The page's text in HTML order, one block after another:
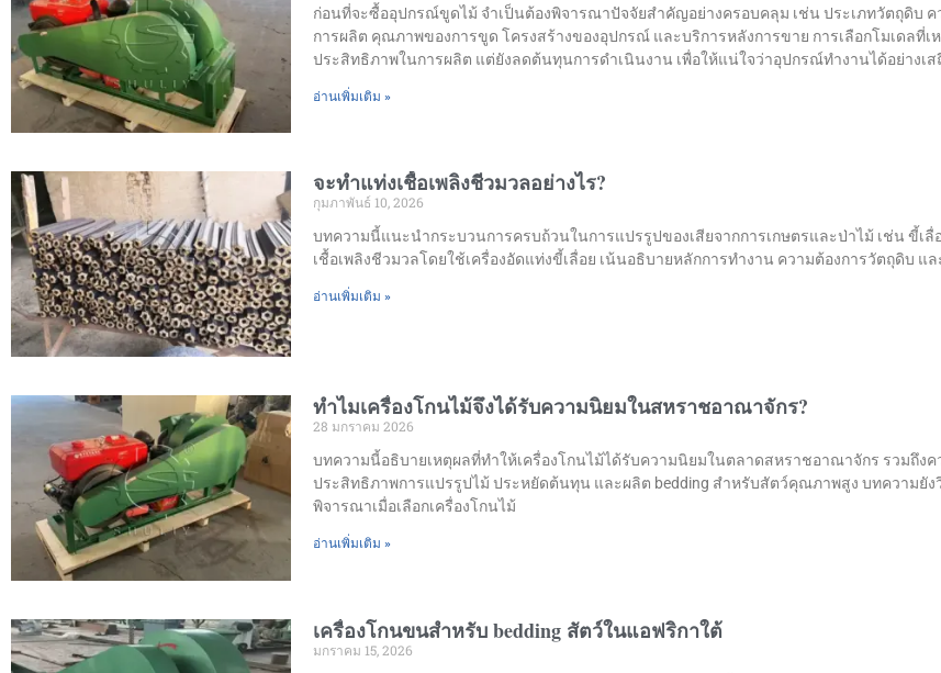
ก่อนที่จะซื้ออุปกรณ์ขูดไม้ จำเป็นต้องพิจารณาปัจจัยสำคัญอย่างครอบคลุม เช่น ประเภทวัตถุดิบ ค
การผลิต คุณภาพของการขูด โครงสร้างของอุปกรณ์ และบริการหลังการขาย การเลือกโมเดลที่เ
ประสิทธิภาพในการผลิต แต่ยังลดต้นทุนการดำเนินงาน เพื่อให้แน่ใจว่าอุปกรณ์ทำงานได้อย่างเส
อ่านเพิ่มเติม »
จะทำแท่งเชื้อเพลิงชีวมวลอย่างไร?
กุมภาพันธ์ 10, 2026
บทความนี้แนะนำกระบวนการครบถ้วนในการแปรรูปของเสียจากการเกษตรและป่าไม้ เช่น ขี้เลื่
เชื้อเพลิงชีวมวลโดยใช้เครื่องอัดแท่งขี้เลื่อย เน้นอธิบายหลักการทำงาน ความต้องการวัตถุดิบ
อ่านเพิ่มเติม »
ทำไมเครื่องโกนไม้จึงได้รับความนิยมในสหราชอาณาจักร?
28 มกราคม 2026
บทความนี้อธิบายเหตุผลที่ทำให้เครื่องโกนไม้ได้รับความนิยมในตลาดสหราชอาณาจักร รวมถึงค
ประสิทธิภาพการแปรรูปไม้ ประหยัดต้นทุน และผลิต bedding สำหรับสัตว์คุณภาพสูง บทความยัง
พิจารณาเมื่อเลือกเครื่องโกนไม้
อ่านเพิ่มเติม »
เครื่องโกนขนสำหรับ bedding สัตว์ในแอฟริกาใต้
มกราคม 15, 2026